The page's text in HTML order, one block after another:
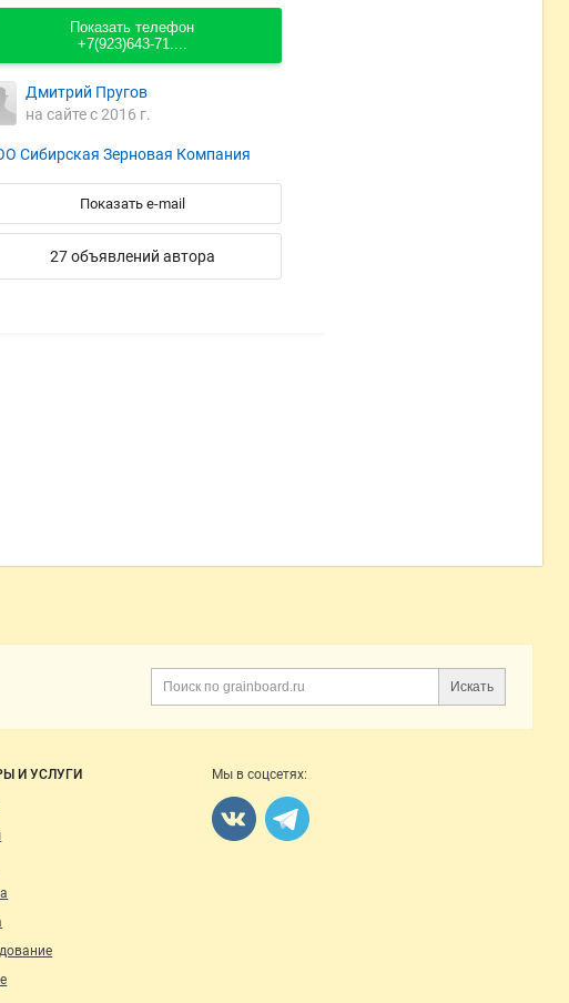
Показать телефон
+7(923)643-71....
Дмитрий Пругов
на сайте с 2016 г.
Сибирская Зерновая Компания
Показать e-mail
27 объявлений автора
Искать
И УСЛУГИ Мы в соцсетях: